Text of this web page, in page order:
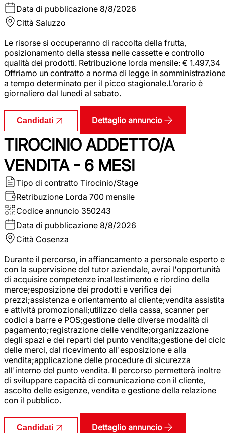
Data di pubblicazione 8/8/2026
Città Saluzzo
Le risorse si occuperanno di raccolta della frutta,
posizionamento della stessa nelle cassette e controllo
qualità dei prodotti. Retribuzione lorda mensile: € 1.497,34
Offriamo un contratto a norma di legge in
a tempo determinato per il picco stagionale.L’orario è
giornaliero dal lunedì al sabato.
Candidati Dettaglio annuncio
TIROCINIO ADDETTO/A
VENDITA - 6 MESI
Tipo di contratto Tirocinio/Stage
Retribuzione Lorda 700 mensile
Codice annuncio 350243
Data di pubblicazione 8/8/2026
Città Cosenza
Durante il percorso, in affiancamento a personale esperto e
con la supervisione del tutor aziendale, avrai l'opportunità
di acquisire competenze in:allestimento e riordino della
merce;esposizione dei prodotti e verifica dei
prezzi;assistenza e orientamento al cliente;vendita assistita
e attività promozionali;utilizzo della cassa, scanner per
codici a barre e POS;gestione delle diverse modalità di
pagamento;registrazione delle vendite;organizzazione
degli spazi e dei reparti del punto vendita;gestione del
delle merci, dal ricevimento all'esposizione e alla
vendita;applicazione delle procedure di sicurezza
all'interno del punto vendita. Il percorso permetterà inoltre
di sviluppare capacità di comunicazione con il cliente,
ascolto delle esigenze, vendita e gestione della relazione
con il pubblico.
Candidati Dettaglio annuncio